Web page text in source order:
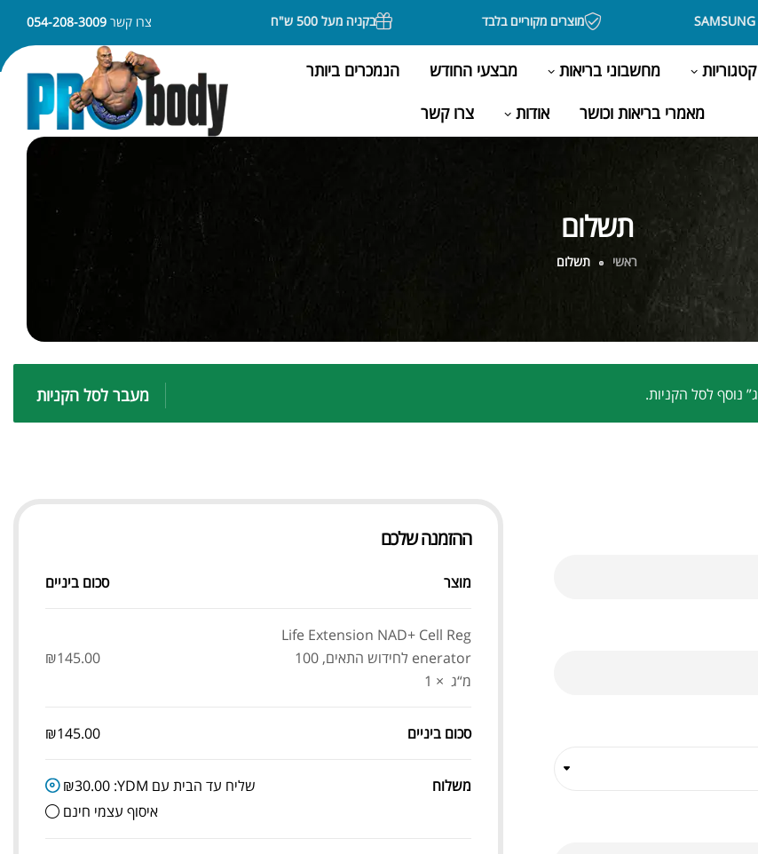
מוצרים מקוריים בלבד בקניה מעל 500 ש"ח משלוח חינם ניתן לשלם באמצעות APPLE PAY או SAMSUNG PAYצרו קשר 054-208-3009
קטגוריות מחשבוני בריאות מבצעי החודש
הנמכרים ביותר
מאמרי בריאות וכושר
אודות צרו קשר
תשלום
ראשי תשלום
מעבר לסל הקניות
ההזמנה שלכם
מוצר סכום ביניים
Life Extension NAD+ Cell Reg
enerator לחידוש התאים, 100
מ“ג × 1
₪145.00
סכום ביניים ₪145.00
משלוח שליח עד הבית עם YDM: ₪30.00
איסוף עצמי חינם